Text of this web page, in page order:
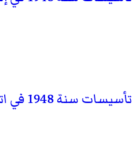
تأسيسات سنة 1948 في اتحاد مالايا